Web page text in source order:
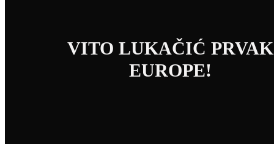
VITO LUKAČIĆ PRVAK
EUROPE!